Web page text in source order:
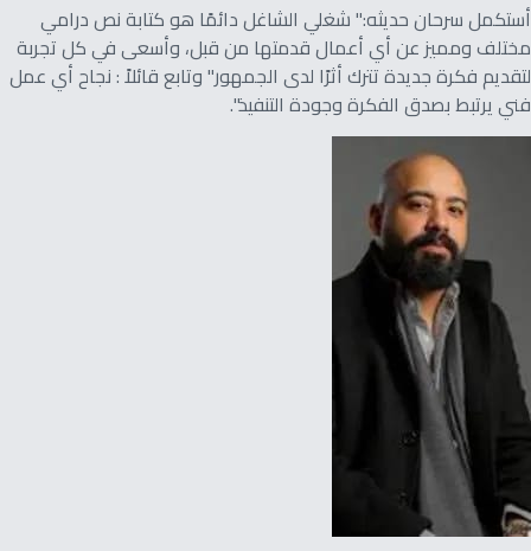
أستكمل سرحان حديثه:" شغلي الشاغل دائمًا هو كتابة نص درامي
مختلف ومميز عن أي أعمال قدمتها من قبل، وأسعى في كل تجربة
لتقديم فكرة جديدة تترك أثرًا لدى الجمهور" وتابع قائلاً : نجاح أي عمل
فني يرتبط بصدق الفكرة وجودة التنفيذ".